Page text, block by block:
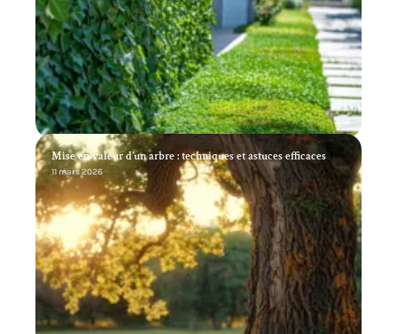
Mise en valeur d’un arbre : techniques et astuces efficaces
11 mars 2026